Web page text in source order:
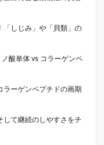
「しじみ」や「貝類」の
酸単体 vs コラーゲンペ
ラーゲンペプチドの画期
して継続のしやすさをチ